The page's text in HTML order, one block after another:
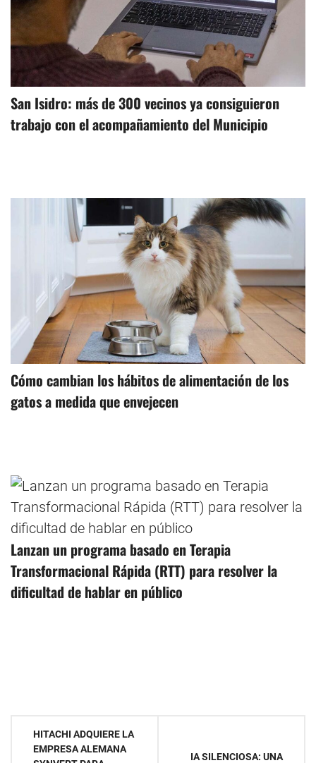
San Isidro: más de 300 vecinos ya consiguieron
trabajo con el acompañamiento del Municipio
Cómo cambian los hábitos de alimentación de los
gatos a medida que envejecen
Lanzan un programa basado en Terapia
Transformacional Rápida (RTT) para resolver la
dificultad de hablar en público
Navegación
HITACHI ADQUIERE LA
EMPRESA ALEMANA
IA SILENCIOSA: UNA